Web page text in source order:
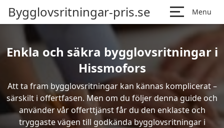
Bygglovsritningar-pris.se Menu
Enkla och säkra bygglovsritningar i
Hissmofors
Att ta fram bygglovsritningar kan kännas komplicerat –
särskilt i offertfasen. Men om du följer denna guide och
använder vår offerttjänst får du den enklaste och
tryggaste vägen till godkända bygglovsritningar i